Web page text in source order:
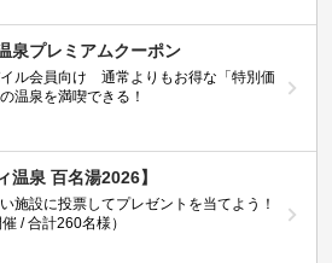
泉プレミアムクーポン
ル会員向け 通常よりもお得な「特別価
温泉を満喫できる！
温泉 百名湯2026】
施設に投票してプレゼントを当てよう！
催 / 合計260名様）